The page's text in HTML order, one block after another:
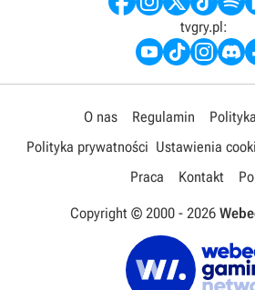
tvgry.pl:
O nas Regulamin
Polityka prywatności Ustawienia
Praca
Kontakt
Copyright © 2000 - 2026